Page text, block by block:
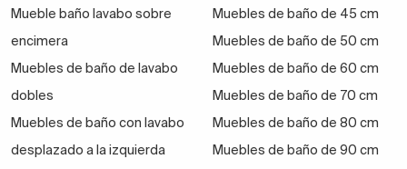
Mueble baño lavabo sobre
encimera
Muebles de baño de lavabo
dobles
Muebles de baño con lavabo
desplazado a la izquierda
Muebles de baño de 45 cm
Muebles de baño de 50 cm
Muebles de baño de 60 cm
Muebles de baño de 70 cm
Muebles de baño de 80 cm
Muebles de baño de 90 cm